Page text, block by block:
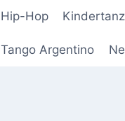
Hip-Hop Kindertanz
Tango Argentino